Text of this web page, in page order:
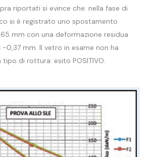
riportati si evince che: nella fase di
si è registrato uno spostamento
mm con una deformazione residua
0,37 mm. Il vetro in esame non ha
di rottura: esito POSITIVO.